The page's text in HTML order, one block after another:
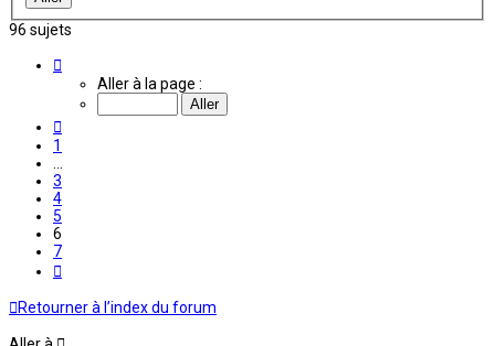
96 sujets
Aller à la page :
1
3
4
5
6
7
Retourner à l’index du forum